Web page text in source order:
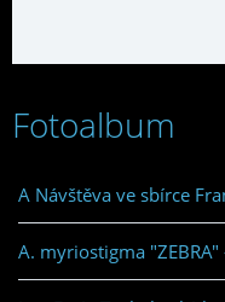
Fotoalbum
A Návštěva ve sbírce
A. myriostigma